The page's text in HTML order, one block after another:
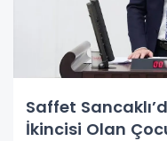
Saffet
İkincisi Olan